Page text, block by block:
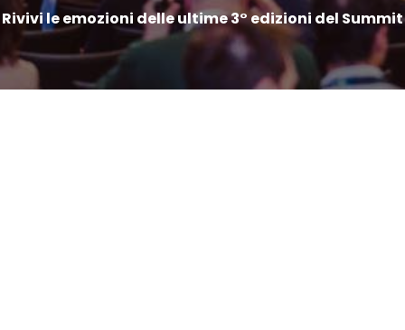
Rivivi le emozioni delle ultime 3° edizioni del Summit